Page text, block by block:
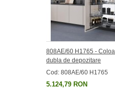
808AE/60 H1765 -
dubla de depozitare
Cod: 808AE/60 H1765
5.124,79 RON